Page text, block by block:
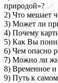
природой»?
2) Что мешает
3) Может ли
4) Почему
5) Как Вы
6) Чем опасно
7) Можно ли
8) Временное
9) Путь к